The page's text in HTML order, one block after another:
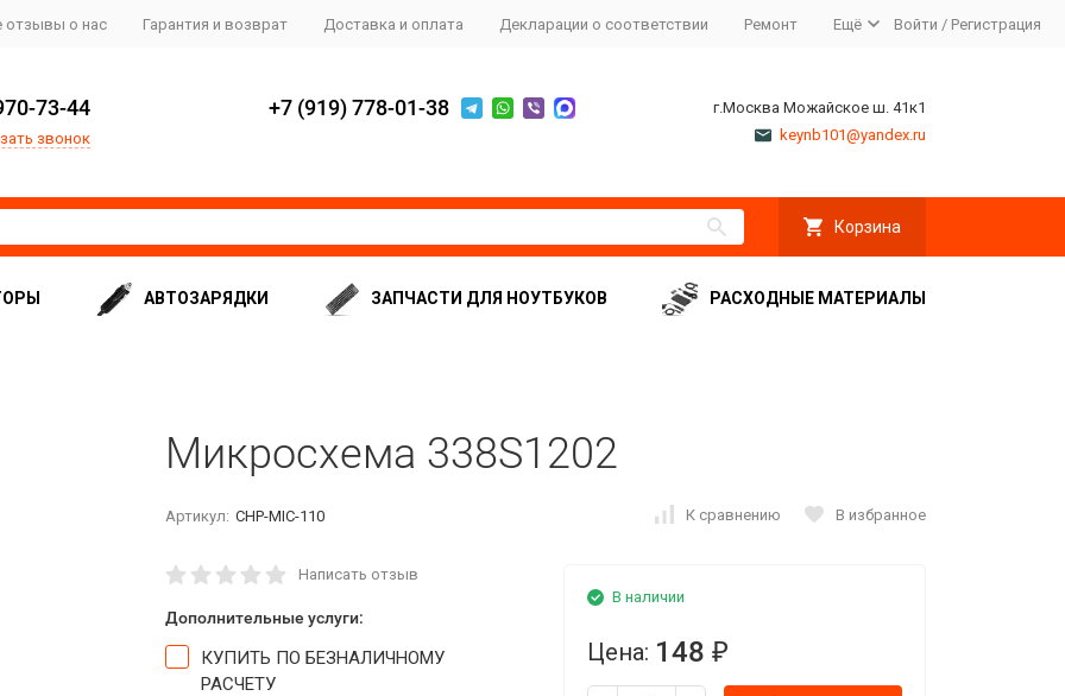
отзывы о нас Гарантия и возврат Доставка и оплата Декларации о соответствии Ремонт Ещё Войти / Регистрация
73-44
звонок
+7 (919) 778-01-38
г.Москва Можайское ш. 41к1
keynb101@yandex.ru
Корзина
АВТОЗАРЯДКИ ЗАПЧАСТИ ДЛЯ НОУТБУКОВ РАСХОДНЫЕ МАТЕРИАЛЫ
Микросхема 338S1202
Артикул: CHP-MIC-110 К сравнению В избранное
Написать отзыв
Дополнительные услуги:
КУПИТЬ ПО БЕЗНАЛИЧНОМУ
РАСЧЕТУ
В наличии
Цена: 148 ₽